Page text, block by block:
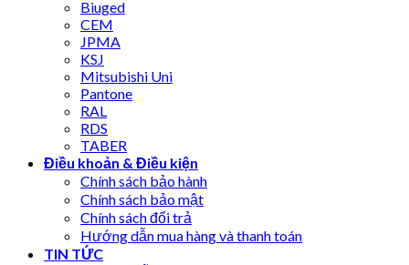
Biuged
CEM
JPMA
KSJ
Mitsubishi Uni
Pantone
RAL
RDS
TABER
Điều khoản & Điều kiện
Chính sách bảo hành
Chính sách bảo mật
Chính sách đổi trả
Hướng dẫn mua hàng và thanh toán
TIN TỨC